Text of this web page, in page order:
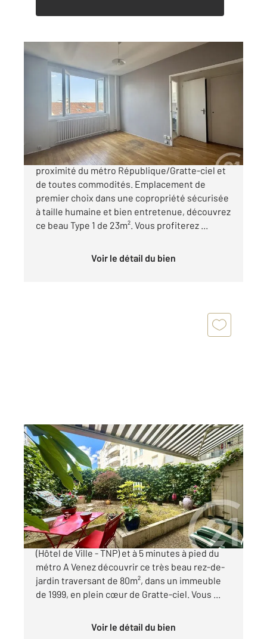
VILLEURBANNE 69
23 m2, 1 pièce
Ref : 136363
Appartement F1 à vendre
118 000 €
REPUBLIQUE - Rare et unique sur le secteur, à
proximité du métro République/Gratte-ciel et
de toutes commodités. Emplacement de
premier choix dans une copropriété sécurisée
à taille humaine et bien entretenue, découvrez
ce beau Type 1 de 23m². Vous profiterez ...
Voir le détail du bien
VILLEURBANNE 69
80,79 m2 , 3 pièces
Ref : 136289
Appartement T3 à vendre
285 000 €
GRATTE-CIEL - A 100 mètres du nouveau T6
(Hôtel de Ville - TNP) et à 5 minutes à pied du
métro A Venez découvrir ce très beau rez-de-
jardin traversant de 80m², dans un immeuble
de 1999, en plein cœur de Gratte-ciel. Vous ...
Voir le détail du bien